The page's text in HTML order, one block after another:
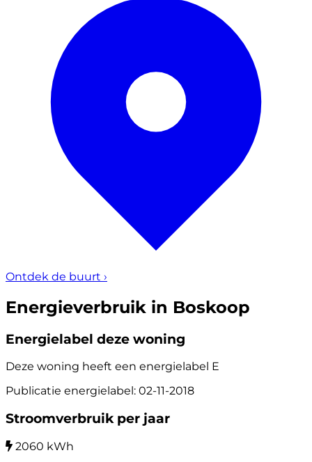
Ontdek de buurt ›
Energieverbruik in Boskoop
Energielabel deze woning
Deze woning heeft een energielabel E
Publicatie energielabel: 02-11-2018
Stroomverbruik per jaar
2060 kWh